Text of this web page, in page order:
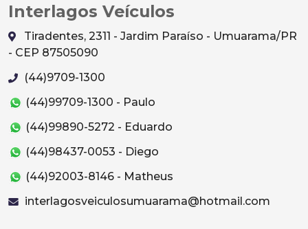
Interlagos Veículos
Tiradentes, 2311 - Jardim Paraíso - Umuarama/PR
- CEP 87505090
(44)9709-1300
(44)99709-1300 - Paulo
(44)99890-5272 - Eduardo
(44)98437-0053 - Diego
(44)92003-8146 - Matheus
interlagosveiculosumuarama@hotmail.com